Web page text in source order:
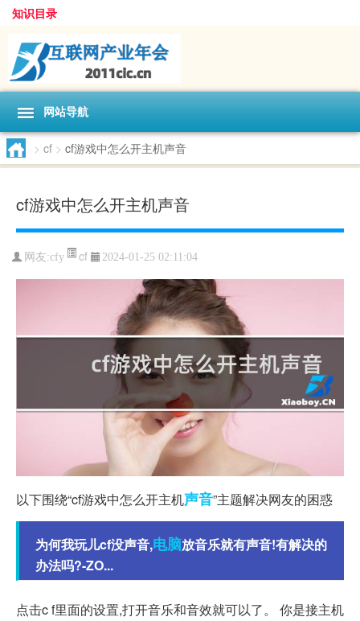
知识目录
网站导航
> cf > cf游戏中怎么开主机声音
cf游戏中怎么开主机声音
网友:cfy cf 2024-01-25 02:11:04
以下围绕“cf游戏中怎么开主机声音”主题解决网友的困惑
为何我玩儿cf没声音,电脑放音乐就有声音!有解决的
办法吗?-ZO...
点击c f里面的设置,打开音乐和音效就可以了。 你是接主机